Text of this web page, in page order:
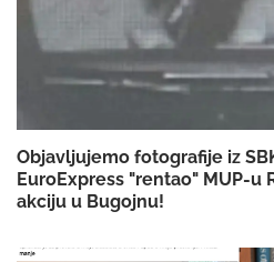
Objavljujemo fotografije iz
EuroExpress "rentao" MUP-u
akciju u Bugojnu!